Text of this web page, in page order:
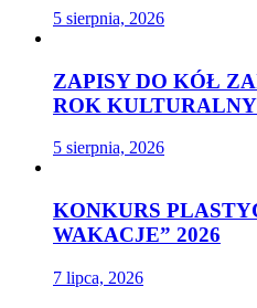
5 sierpnia, 2026
ZAPISY DO KÓŁ
ROK KULTURALNY
5 sierpnia, 2026
KONKURS
WAKACJE” 2026
7 lipca, 2026